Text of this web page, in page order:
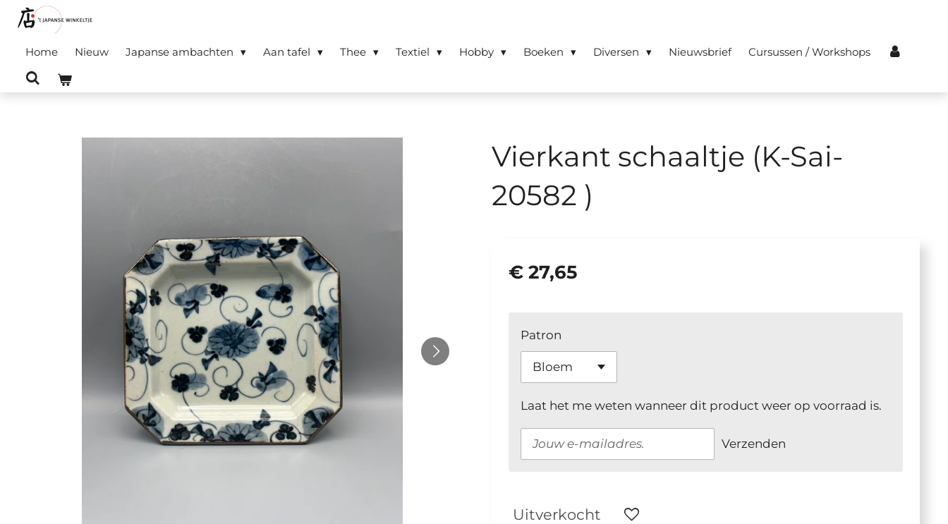
Ga
naar
Home Nieuw Japanse ambachten Aan tafel Thee Textiel Hobby Boeken Diversen Nieuwsbrief Cursussen / Workshops
Vierkant schaaltje (K-Sai-
20582 )
€ 27,65
Patron
Laat het me weten wanneer dit product weer op voorraad is.
Verzenden
Uitverkocht